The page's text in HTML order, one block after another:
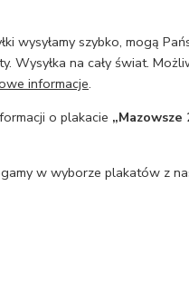
wysyłamy szybko, mogą
Wysyłka na cały świat.
informacje.
o plakacie „Mazowsze
w wyborze plakatów z